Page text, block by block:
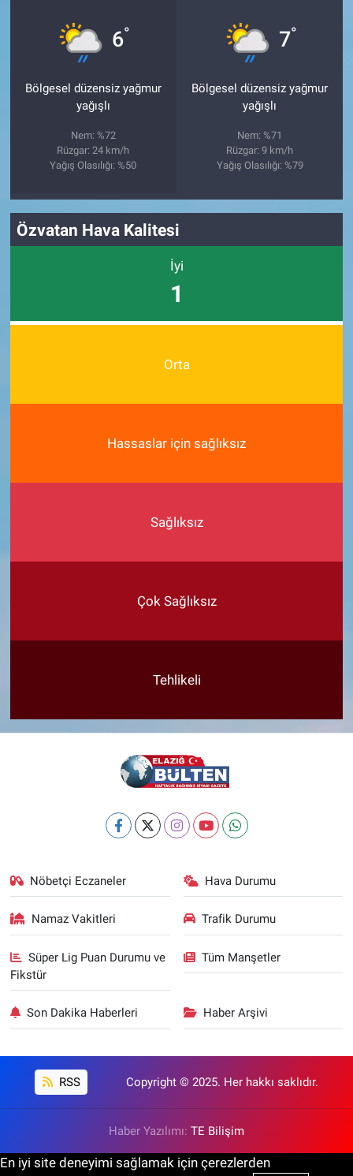
6°
Bölgesel düzensiz yağmur
yağışlı
Nem: %72
Rüzgar: 24 km/h
Yağış Olasılığı: %50
7°
Bölgesel düzensiz yağmur
yağışlı
Nem: %71
Rüzgar: 9 km/h
Yağış Olasılığı: %79
Özvatan Hava Kalitesi
İyi
1
Orta
Hassaslar için sağlıksız
Sağlıksız
Çok Sağlıksız
Tehlikeli
Nöbetçi Eczaneler Hava Durumu
Namaz Vakitleri Trafik Durumu
Süper Lig Puan Durumu ve
Fikstür
Tüm Manşetler
Son Dakika Haberleri Haber Arşivi
RSS Copyright © 2025. Her hakkı saklıdır.
Haber Yazılımı: TE Bilişim
En iyi site deneyimi sağlamak için çerezlerden